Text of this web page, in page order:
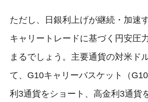
ただし、日銀利上げが継続・加速
キャリートレードに基づく円安圧
まるでしょう。主要通貨の対米ド
て、G10キャリーバスケット（
利3通貨をショート、高金利3通貨